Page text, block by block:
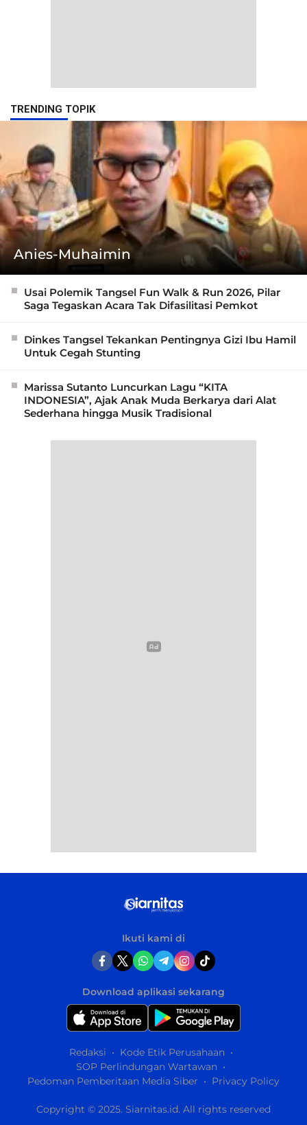
TRENDING TOPIK
Anies-Muhaimin
Usai Polemik Tangsel Fun Walk & Run 2026, Pilar
Saga Tegaskan Acara Tak Difasilitasi Pemkot
Dinkes Tangsel Tekankan Pentingnya Gizi Ibu Hamil
Untuk Cegah Stunting
Marissa Sutanto Luncurkan Lagu “KITA
INDONESIA”, Ajak Anak Muda Berkarya dari Alat
Sederhana hingga Musik Tradisional
Ikuti kami di
Download aplikasi sekarang
Redaksi
Kode Etik Perusahaan
SOP Perlindungan Wartawan
Pedoman Pemberitaan Media Siber
Privacy Policy
Copyright © 2025. Siarnitas.id. All rights reserved